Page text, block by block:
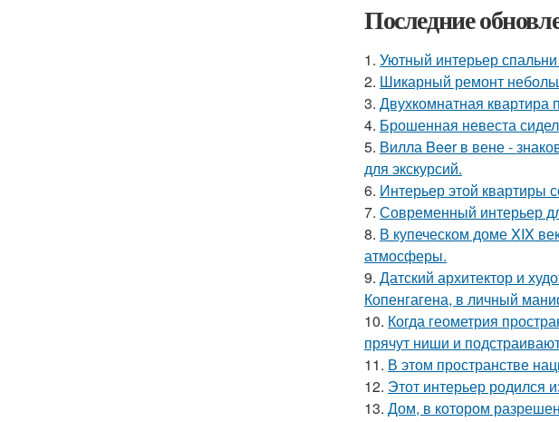
Последние
1. Уютный интерьер
2. Шикарный ремонт
3. Двухкомнатная квартира
4. Брошенная невеста
5. Вилла Beer в вене -
для экскурсий.
6. Интерьер этой квартиры
7. Современный интерьер
8. В купеческом доме XIX
атмосферы.
9. Датский архитектор и
Копенгагена, в личный
10. Когда геометрия
прячут ниши и
11. В этом пространстве
12. Этот интерьер родился
13. Дом, в котором